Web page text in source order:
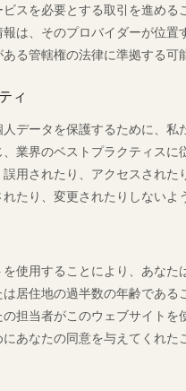
スを必要とする取引を進める
報は、そのプロバイダーが位置
る管轄権の法律に準拠する可
ィ
人データを保護するために、私
、業界のベストプラクティスに
用されたり、アクセスされた
れたり、変更されたりしないよ
を使用することにより、あなた
は居住地の過半数の年齢である
の担当者がこのウェブサイトを
あなたの同意を与えてくれた